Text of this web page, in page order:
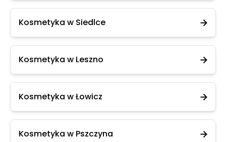
Kosmetyka w Siedlce
Kosmetyka w Leszno
Kosmetyka w Łowicz
Kosmetyka w Pszczyna